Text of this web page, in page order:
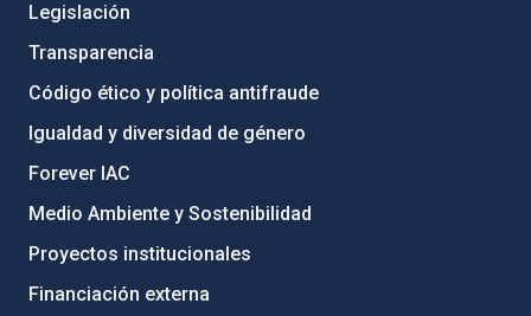
Legislación
Transparencia
Código ético y política antifraude
Igualdad y diversidad de género
Forever IAC
Medio Ambiente y Sostenibilidad
Proyectos institucionales
Financiación externa